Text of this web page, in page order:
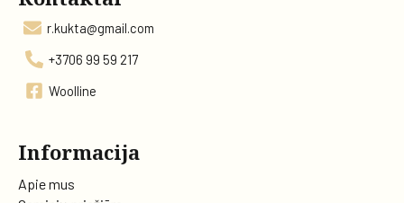
r.kukta@gmail.com
+3706 99 59 217
Woolline
Informacija
Apie mus